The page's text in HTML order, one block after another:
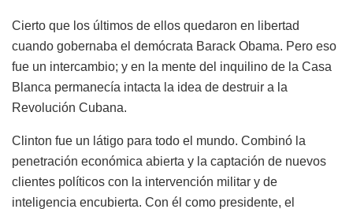
Cierto que los últimos de ellos quedaron en libertad
cuando gobernaba el demócrata Barack Obama. Pero eso
fue un intercambio; y en la mente del inquilino de la Casa
Blanca permanecía intacta la idea de destruir a la
Revolución Cubana.
Clinton fue un látigo para todo el mundo. Combinó la
penetración económica abierta y la captación de nuevos
clientes políticos con la intervención militar y de
inteligencia encubierta. Con él como presidente, el